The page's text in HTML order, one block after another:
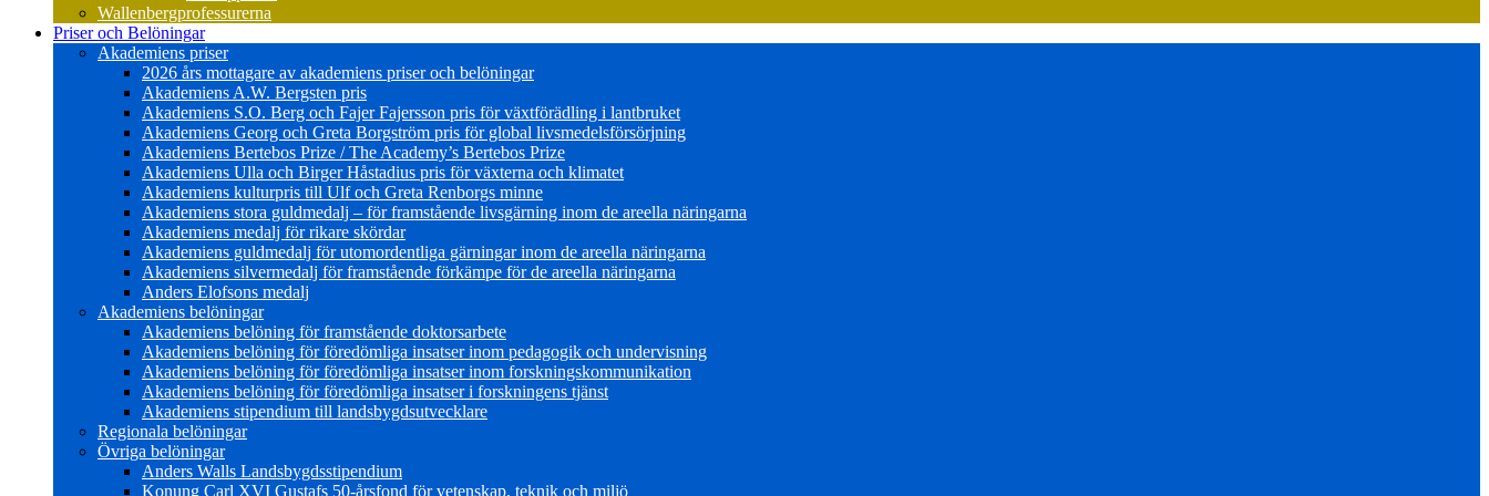
Wallenbergprofessurerna
Priser och Belöningar
Akademiens priser
2026 års mottagare av akademiens priser och belöningar
Akademiens A.W. Bergsten pris
Akademiens S.O. Berg och Fajer Fajersson pris för växtförädling i lantbruket
Akademiens Georg och Greta Borgström pris för global livsmedelsförsörjning
Akademiens Bertebos Prize / The Academy’s Bertebos Prize
Akademiens Ulla och Birger Håstadius pris för växterna och klimatet
Akademiens kulturpris till Ulf och Greta Renborgs minne
Akademiens stora guldmedalj – för framstående livsgärning inom de areella näringarna
Akademiens medalj för rikare skördar
Akademiens guldmedalj för utomordentliga gärningar inom de areella näringarna
Akademiens silvermedalj för framstående förkämpe för de areella näringarna
Anders Elofsons medalj
Akademiens belöningar
Akademiens belöning för framstående doktorsarbete
Akademiens belöning för föredömliga insatser inom pedagogik och undervisning
Akademiens belöning för föredömliga insatser inom forskningskommunikation
Akademiens belöning för föredömliga insatser i forskningens tjänst
Akademiens stipendium till landsbygdsutvecklare
Regionala belöningar
Övriga belöningar
Anders Walls Landsbygdsstipendium
Konung Carl XVI Gustafs 50-årsfond för vetenskap, teknik och miljö